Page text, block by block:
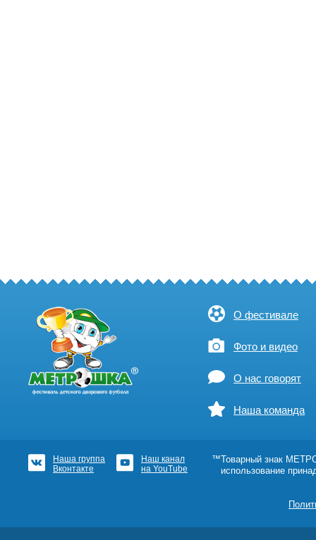
О фестивале
Фото и видео
О нас говорят
Наша команда
Наша группа
Вконтакте
Наш канал
на YouTube
™Товарный знак
использование